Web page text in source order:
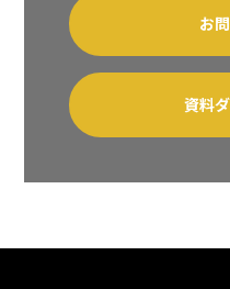
お
資料